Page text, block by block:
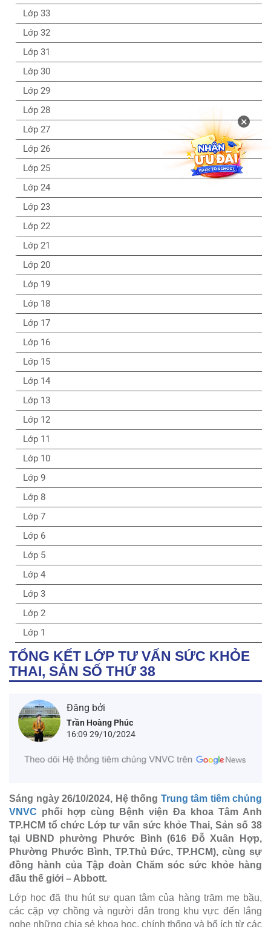
Lớp 33
Lớp 32
Lớp 31
Lớp 30
Lớp 29
Lớp 28
Lớp 27
Lớp 26
Lớp 25
Lớp 24
Lớp 23
Lớp 22
Lớp 21
Lớp 20
Lớp 19
Lớp 18
Lớp 17
Lớp 16
Lớp 15
Lớp 14
Lớp 13
Lớp 12
Lớp 11
Lớp 10
Lớp 9
Lớp 8
Lớp 7
Lớp 6
Lớp 5
Lớp 4
Lớp 3
Lớp 2
Lớp 1
TỔNG KẾT LỚP TƯ VẤN SỨC KHỎE
THAI, SẢN SỐ THỨ 38
Đăng bởi
Trần Hoàng Phúc
16:09 29/10/2024
Sáng ngày 26/10/2024, Hệ thống Trung tâm tiêm chủng
VNVC phối hợp cùng Bệnh viện Đa khoa Tâm Anh
TP.HCM tổ chức Lớp tư vấn sức khỏe Thai, Sản số 38
tại UBND phường Phước Bình (616 Đỗ Xuân Hợp,
Phường Phước Bình, TP.Thủ Đức, TP.HCM), cùng sự
đồng hành của Tập đoàn Chăm sóc sức khỏe hàng
đầu thế giới – Abbott.
Lớp học đã thu hút sự quan tâm của hàng trăm mẹ bầu,
các cặp vợ chồng và người dân trong khu vực đến lắng
nghe những chia sẻ khoa học, chính thống và bổ ích từ các
×